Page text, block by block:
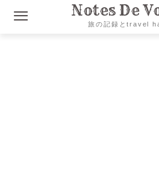
Notes De
旅の記録とtravel